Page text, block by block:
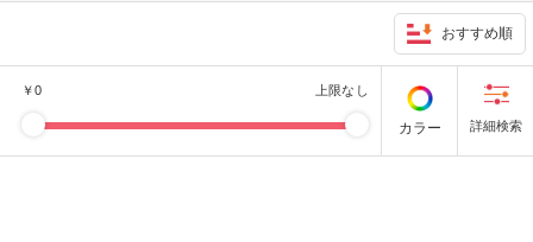
おすすめ順
￥0 上限なし
カラー